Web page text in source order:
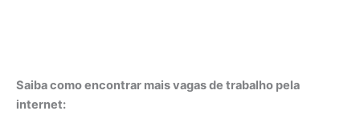
Saiba como encontrar mais vagas de trabalho pela
internet: